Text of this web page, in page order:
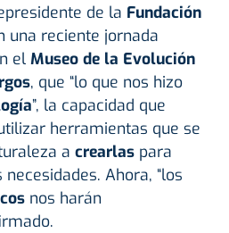
de la Fundación
una reciente jornada
el Museo de la Evolución
, que “lo que nos hizo
”, la capacidad que
herramientas que se
a crearlas para
Ahora, “los
nos harán